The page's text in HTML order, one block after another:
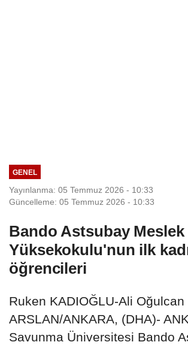
GENEL
Yayınlanma: 05 Temmuz 2026 - 10:33
Güncelleme: 05 Temmuz 2026 - 10:33
Bando Astsubay Meslek
Yüksekokulu'nun ilk
öğrencileri
Ruken KADIOĞLU-Ali Oğulcan
ARSLAN/ANKARA, (DHA)-
Savunma Üniversitesi Bando